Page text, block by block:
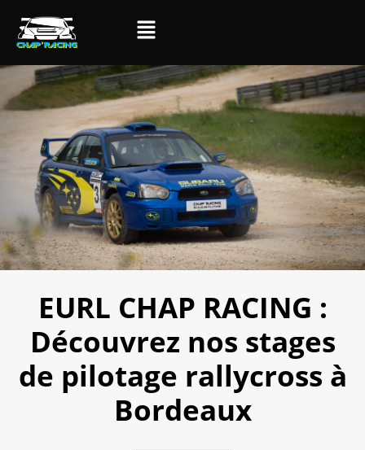
EURL CHAP RACING :
Découvrez nos stages
de pilotage rallycross à
Bordeaux